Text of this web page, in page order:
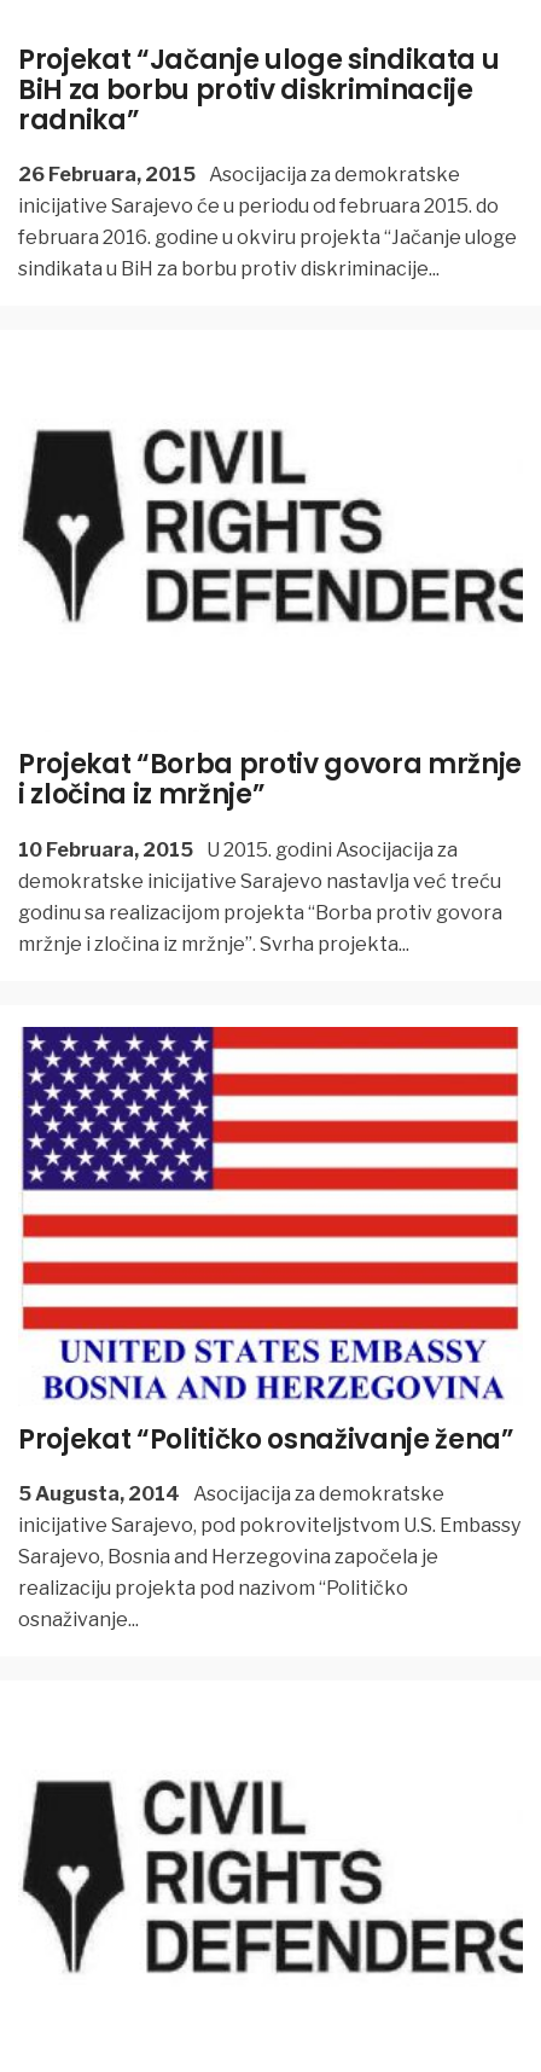
Projekat “Jačanje uloge sindikata u
BiH za borbu protiv diskriminacije
radnika”
26 Februara, 2015 Asocijacija za demokratske
inicijative Sarajevo će u periodu od februara 2015. do
februara 2016. godine u okviru projekta “Jačanje uloge
sindikata u BiH za borbu protiv diskriminacije...
Projekat “Borba protiv govora mržnje
i zločina iz mržnje”
10 Februara, 2015
U 2015. godini Asocijacija za
demokratske inicijative Sarajevo nastavlja već treću
godinu sa realizacijom projekta “Borba protiv govora
mržnje i zločina iz mržnje”. Svrha projekta...
Projekat “Političko osnaživanje žena”
5 Augusta, 2014
Asocijacija za demokratske
inicijative Sarajevo, pod pokroviteljstvom U.S. Embassy
Sarajevo, Bosnia and Herzegovina započela je
realizaciju projekta pod nazivom “Političko
osnaživanje...